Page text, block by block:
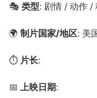
🎭 类型: 剧情 / 动作 /
🌍 制片国家/地区: 美
⏱️ 片长:
📅 上映日期: